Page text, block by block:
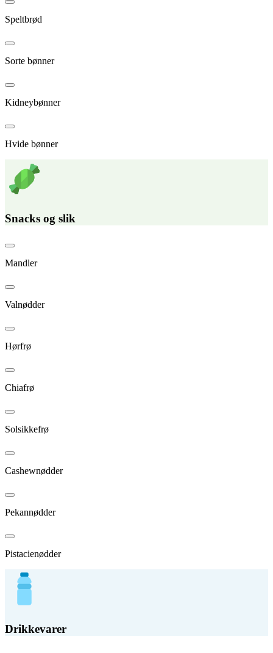
Speltbrød
Sorte bønner
Kidneybønner
Hvide bønner
Snacks og slik
Mandler
Valnødder
Hørfrø
Chiafrø
Solsikkefrø
Cashewnødder
Pekannødder
Pistacienødder
Drikkevarer